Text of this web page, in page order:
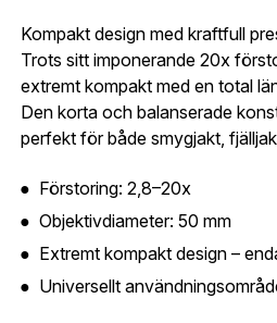
Kompakt design med kraftfull
Trots sitt imponerande 20x
extremt kompakt med en total
Den korta och balanserade
perfekt för både smygjakt,
Förstoring: 2,8–20x
Objektivdiameter: 50 mm
Extremt kompakt design –
Universellt
När du är inloggad hanteras
automatiskt enligt dina
E-postadress:*
Lösenord:
Leverans & fakturaadress
Gatuadress:*
Postnummer:*
Fyll i din e-post adress
sortiment.
Blaser B1 2,8-20×50 IC
E-post adress